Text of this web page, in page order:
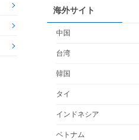
海外サイト
中国
台湾
韓国
タイ
インドネシア
ベトナム